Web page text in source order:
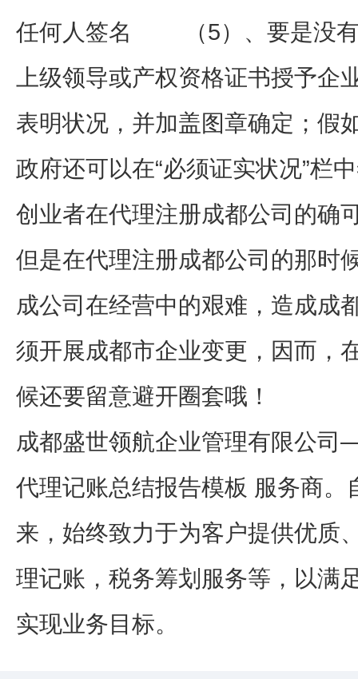
任何人签名 （5）、要是没有
上级领导或产权资格证书授予企
表明状况，并加盖图章确定；假
政府还可以在“必须证实状况”栏
创业者在代理注册成都公司的确
但是在代理注册成都公司的那时
成公司在经营中的艰难，造成成
须开展成都市企业变更，因而，
候还要留意避开圈套哦！
成都盛世领航企业管理有限公
代理记账总结报告模板 服务商
来，始终致力于为客户提供优质
理记账，税务筹划服务等，以满
实现业务目标。